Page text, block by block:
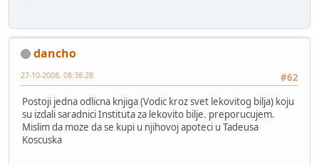
dancho
#62
27-10-2008, 08:38:28
Postoji jedna odlicna knjiga (Vodic kroz svet lekovitog bilja) koju
su izdali saradnici Instituta za lekovito bilje. preporucujem.
Mislim da moze da se kupi u njihovoj apoteci u Tadeusa
Koscuska